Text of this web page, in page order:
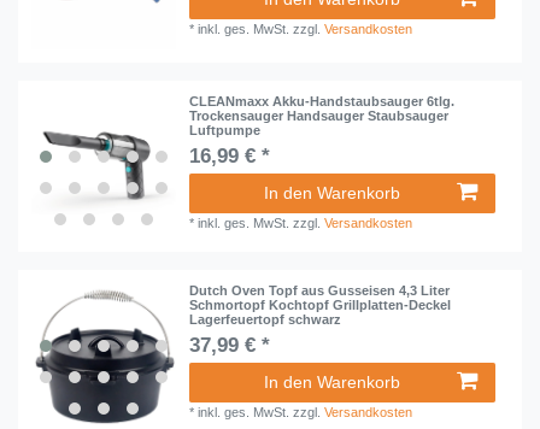
*inkl. ges. MwSt. zzgl.Versandkosten
CLEANmaxx Akku-Handstaubsauger 6tlg.
Trockensauger Handsauger Staubsauger
Luftpumpe
16,99 € *
In den Warenkorb
*inkl. ges. MwSt. zzgl.Versandkosten
Dutch Oven Topf aus Gusseisen 4,3 Liter
Schmortopf Kochtopf Grillplatten-Deckel
Lagerfeuertopf schwarz
37,99 € *
In den Warenkorb
*inkl. ges. MwSt. zzgl.Versandkosten